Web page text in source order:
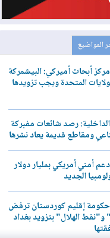
أبحاث أميركي: البيشمركة
المتحدة ويجب تزويدها
رصد شائعات مفبركة
ومقاطع قديمة يعاد نشرها
أمريكي بمليار دولار
الجديد
إقليم كوردستان ترفض
الهلال" بتزويد بغداد